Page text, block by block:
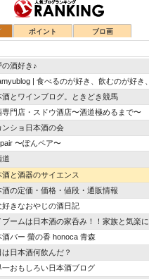
ポイント ブロ画
の酒好き♪
| 食べるのが好き、飲むのが好き、
酒とワインブログ。ときどき競馬
専門店・スドウ酒店〜酒道極めるまで〜
ンショ日本酒の会
〜ぽんペア〜
道
酒と酒器のサイエンス
酒の定価・価格・値段・通販情報
好きなおやじの酒日記
ームは日本酒の家呑み！！家族と気楽にいこう！！
酒バー 螢の香 honoca 青森
は日本酒何飲んだ？
一おもしろい日本酒ブログ